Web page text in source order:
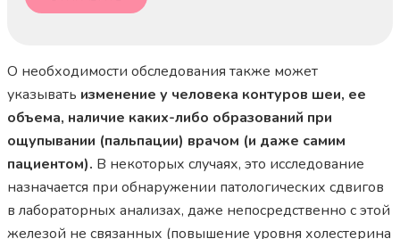
О необходимости обследования также может
указывать изменение у человека контуров шеи, ее
объема, наличие каких-либо образований при
ощупывании (пальпации) врачом (и даже самим
пациентом). В некоторых случаях, это исследование
назначается при обнаружении патологических сдвигов
в лабораторных анализах, даже непосредственно с этой
железой не связанных (повышение уровня холестерина